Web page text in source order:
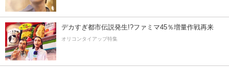
デカすぎ都市伝説発生!?ファミマ45％増量作戦再来
オリコンタイアップ特集